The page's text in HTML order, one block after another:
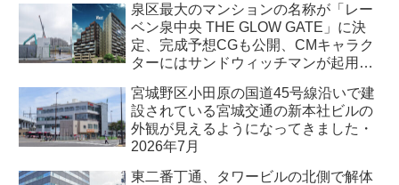
泉区最大のマンションの名称が「レー
ベン泉中央 THE GLOW GATE」に決
定、完成予想CGも公開、CMキャラク
ターにはサンドウィッチマンが起用さ
宮城野区小田原の国道45号線沿いで建
設されている宮城交通の新本社ビルの
外観が見えるようになってきました・
2026年7月
東二番丁通、タワービルの北側で解体